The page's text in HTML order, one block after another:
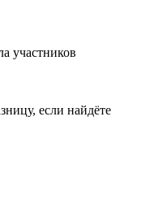
участников
если найдёте